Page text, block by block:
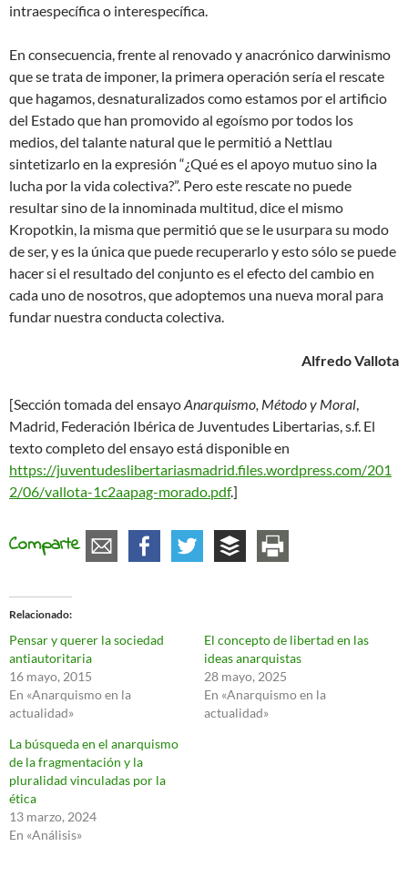
intraespecífica o interespecífica.
En consecuencia, frente al renovado y anacrónico darwinismo
que se trata de imponer, la primera operación sería el rescate
que hagamos, desnaturalizados como estamos por el artificio
del Estado que han promovido al egoísmo por todos los
medios, del talante natural que le permitió a Nettlau
sintetizarlo en la expresión “¿Qué es el apoyo mutuo sino la
lucha por la vida colectiva?”. Pero este rescate no puede
resultar sino de la innominada multitud, dice el mismo
Kropotkin, la misma que permitió que se le usurpara su modo
de ser, y es la única que puede recuperarlo y esto sólo se puede
hacer si el resultado del conjunto es el efecto del cambio en
cada uno de nosotros, que adoptemos una nueva moral para
fundar nuestra conducta colectiva.
Alfredo Vallota
[Sección tomada del ensayoAnarquismo, Método y Moral,
Madrid, Federación Ibérica de Juventudes Libertarias, s.f. El
texto completo del ensayo está disponible en
https://juventudeslibertariasmadrid.files.wordpress.com/201
2/06/vallota-1c2aapag-morado.pdf.]
Comparte
Relacionado
Pensar y querer la sociedad
antiautoritaria
16 mayo, 2015
En «Anarquismo en la
actualidad»
El concepto de libertad en las
ideas anarquistas
28 mayo, 2025
En «Anarquismo en la
actualidad»
La búsqueda en el anarquismo
de la fragmentación y la
pluralidad vinculadas por la
ética
13 marzo, 2024
En «Análisis»